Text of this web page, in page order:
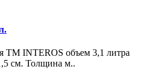
TM INTEROS объем 3,1 литра
см. Толщина м..